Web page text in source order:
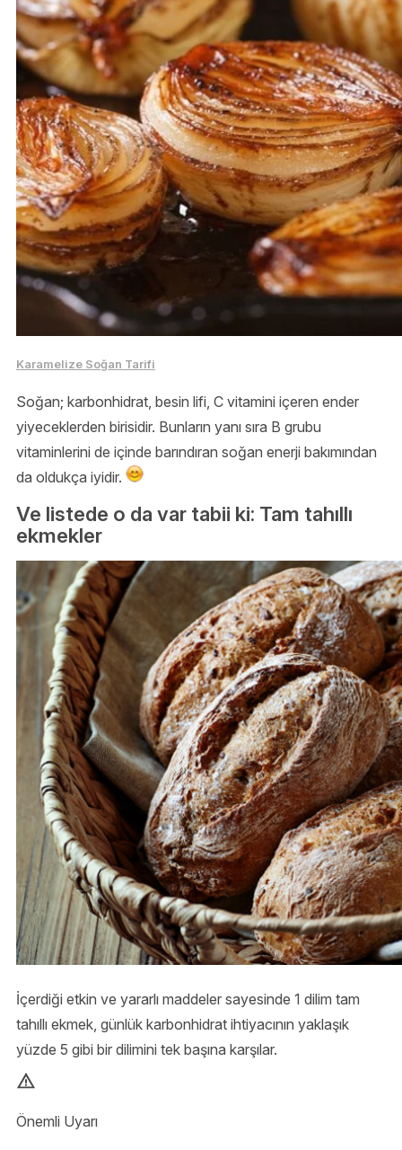
Karamelize Soğan Tarifi
Soğan; karbonhidrat, besin lifi, C vitamini içeren ender
yiyeceklerden birisidir. Bunların yanı sıra B grubu
vitaminlerini de içinde barındıran soğan enerji bakımından
da oldukça iyidir.
Ve listede o da var tabii ki: Tam tahıllı
ekmekler
İçerdiği etkin ve yararlı maddeler sayesinde 1 dilim tam
tahıllı ekmek, günlük karbonhidrat ihtiyacının yaklaşık
yüzde 5 gibi bir dilimini tek başına karşılar.
Önemli Uyarı